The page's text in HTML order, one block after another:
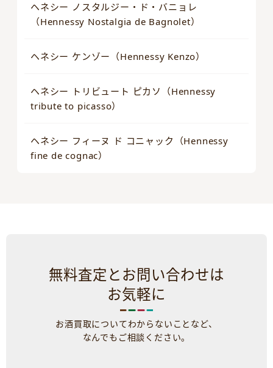
ヘネシー ノスタルジー・ド・バニョレ
（Hennessy Nostalgia de Bagnolet）
ヘネシー ケンゾー（Hennessy Kenzo）
ヘネシー トリビュート ピカソ（Hennessy
tribute to picasso）
ヘネシー フィーヌ ド コニャック（Hennessy
fine de cognac）
無料査定とお問い合わせは
お気軽に
お酒買取についてわからないことなど、
なんでもご相談ください。